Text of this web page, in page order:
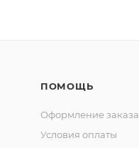
ПОМОЩЬ
Оформление заказа
Условия оплаты